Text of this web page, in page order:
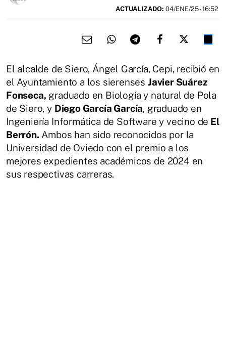
ACTUALIZADO: 04/ENE/25 - 16:52
El alcalde de Siero, Ángel García, Cepi, recibió en
el Ayuntamiento a los sierenses Javier Suárez
Fonseca, graduado en Biología y natural de Pola
de Siero, y Diego García García, graduado en
Ingeniería Informática de Software y vecino de El
Berrón. Ambos han sido reconocidos por la
Universidad de Oviedo con el premio a los
mejores expedientes académicos de 2024 en
sus respectivas carreras.